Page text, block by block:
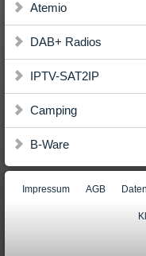
Atemio
DAB+ Radios
IPTV-SAT2IP
Camping
B-Ware
Impressum AGB